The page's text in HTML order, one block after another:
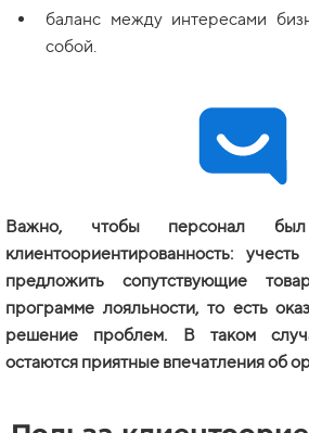
баланс между интересами
собой.
Важно, чтобы персонал был
клиентоориентированность:
предложить сопутствующие
программе лояльности, то есть
решение проблем. В таком
остаются приятные впечатления об